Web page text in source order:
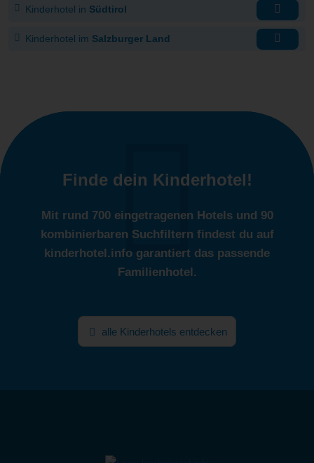
Kinderhotel in Südtirol
Kinderhotel im Salzburger Land
Finde dein Kinderhotel!
Mit rund 700 eingetragenen Hotels und 90
kombinierbaren Suchfiltern findest du auf
kinderhotel.info garantiert das passende
Familienhotel.
alle Kinderhotels entdecken